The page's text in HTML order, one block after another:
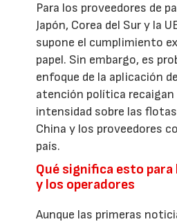
Para los proveedores de
Japón, Corea del Sur y la
supone el cumplimiento
papel. Sin embargo, es
enfoque de la aplicación
atención política
intensidad sobre las
China y los proveedores
país.
Qué significa esto
y los operadores
Aunque las primeras